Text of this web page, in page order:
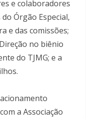
e colaboradores
Órgão Especial,
e das comissões;
no biênio
do TJMG; e a
a Associação